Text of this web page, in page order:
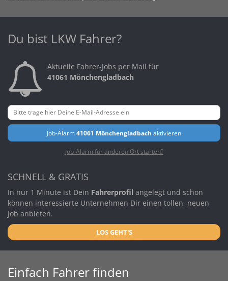
Du bist LKW Fahrer?
Aktuelle Fahrer-Jobs per Mail für
41061 Mönchengladbach
Job-Alarm41061 Mönchengladbach aktivieren
Job-Alarm für anderen Ort starten?
SCHNELL & GRATIS
In nur 1 Minute ist Dein Fahrerprofil angelegt und schon
können interessierte Unternehmen Dir einen tollen, neuen
Job anbieten.
LOS GEHT'S
Einfach Fahrer finden